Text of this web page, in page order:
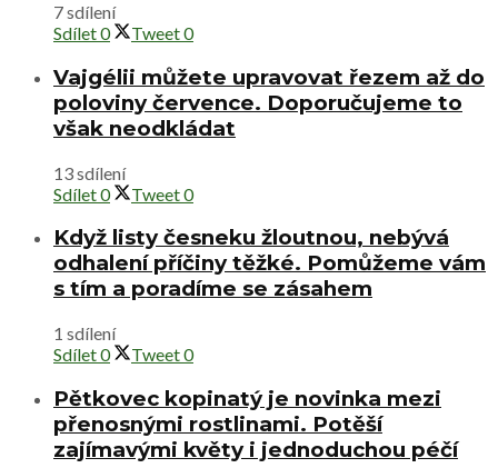
7 sdílení
Sdílet0 Tweet0
Vajgélii můžete upravovat řezem až do
poloviny července. Doporučujeme to
však neodkládat
13 sdílení
Sdílet0 Tweet0
Když listy česneku žloutnou, nebývá
odhalení příčiny těžké. Pomůžeme vám
s tím a poradíme se zásahem
1 sdílení
Sdílet0 Tweet0
Pětkovec kopinatý je novinka mezi
přenosnými rostlinami. Potěší
zajímavými květy i jednoduchou péčí